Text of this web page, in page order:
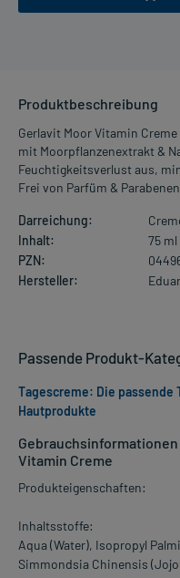
Produktbeschreibung
Gerlavit Moor Vitamin
mit Moorpflanzenextrakt &
Feuchtigkeitsverlust aus,
Frei von Parfüm &
Darreichung:
Inhalt:
75 ml
PZN:
Hersteller:
Vitamin Creme
Produkteigenschaften:
Inhaltsstoffe:
Aqua (Water), Isopropyl
Simmondsia Chinensis
Passende Produkt-
Tagescreme: Die
Hautprodukte